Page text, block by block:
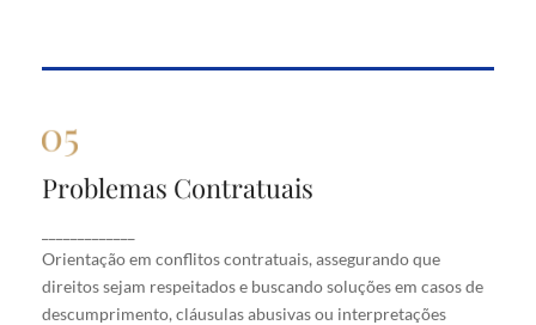
Problemas Contratuais
Orientação em conflitos contratuais, assegurando que
direitos sejam respeitados e buscando soluções em casos de
descumprimento, cláusulas abusivas ou interpretações
Problemas Contratuais
que direitos sejam respeitados e buscando soluções
em casos de descumprimento, cláusulas abusivas
ou interpretações divergentes.